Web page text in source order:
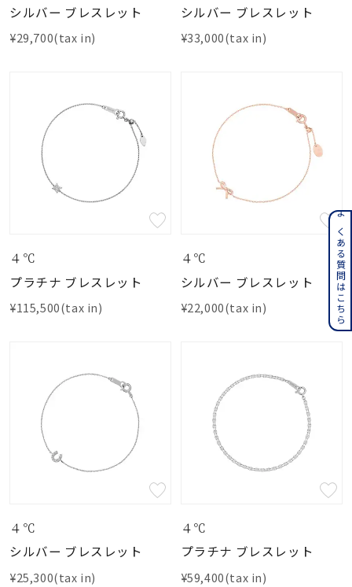
シルバー ブレスレット
¥29,700(tax in)
シルバー ブレスレット
¥33,000(tax in)
４℃
プラチナ ブレスレット
¥115,500(tax in)
４℃
シルバー ブレスレット
¥22,000(tax in)
４℃
シルバー ブレスレット
¥25,300(tax in)
４℃
プラチナ ブレスレット
¥59,400(tax in)
よくある質問はこちら